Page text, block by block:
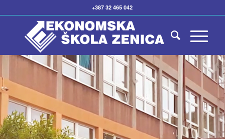
+387 32 465 042